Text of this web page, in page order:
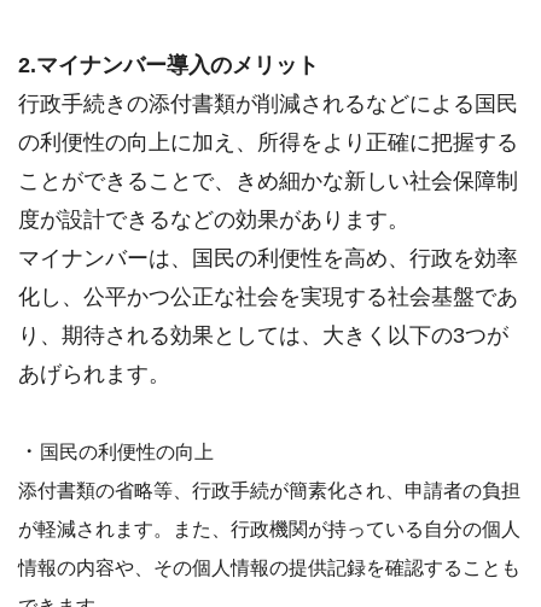
2.マイナンバー導入のメリット
行政手続きの添付書類が削減されるなどによる国民
の利便性の向上に加え、所得をより正確に把握する
ことができることで、きめ細かな新しい社会保障制
度が設計できるなどの効果があります。
マイナンバーは、国民の利便性を高め、行政を効率
化し、公平かつ公正な社会を実現する社会基盤であ
り、期待される効果としては、大きく以下の3つが
あげられます。
・ 国民の利便性の向上
添付書類の省略等、行政手続が簡素化され、申請者の負担
が軽減されます。また、行政機関が持っている自分の個人
情報の内容や、その個人情報の提供記録を確認することも